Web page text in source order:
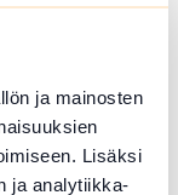
ja mainosten
Lisäksi
ja analytiikka-
Hämeenlinnan